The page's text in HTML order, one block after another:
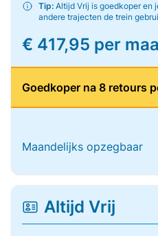
Tip: Altijd Vrij is goedkoper en
andere trajecten de trein
€ 417,95 per
Goedkoper na 8 retours
Maandelijks opzegbaar
Altijd Vrij